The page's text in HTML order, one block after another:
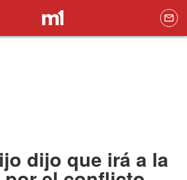
dijo que irá a la